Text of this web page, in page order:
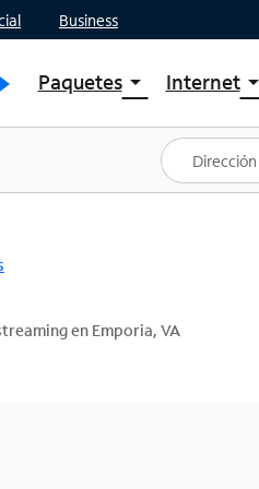
Business
Paquetesarrow_drop_down
Ver paquetes
Spectrum One
Mejores ofertas
Internetarrow_drop_down
Planes
en Emporia, VA